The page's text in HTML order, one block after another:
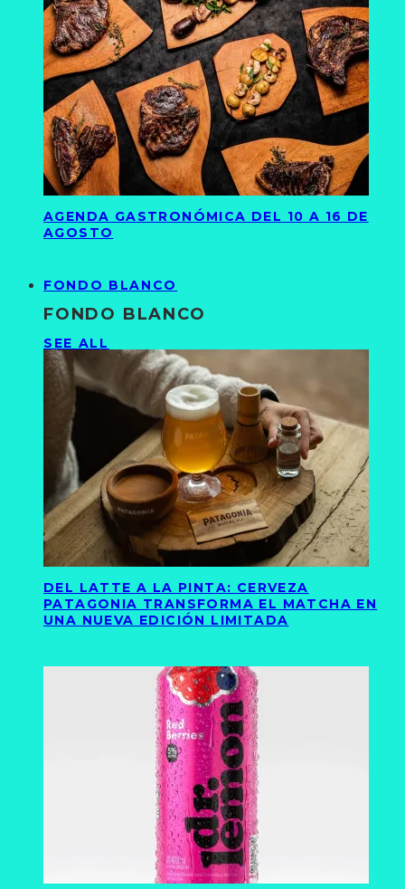
AGENDA GASTRONÓMICA DEL 10 A 16 DE
AGOSTO
FONDO BLANCO
FONDO BLANCO
SEE ALL
DEL LATTE A LA PINTA: CERVEZA
PATAGONIA TRANSFORMA EL MATCHA EN
UNA NUEVA EDICIÓN LIMITADA